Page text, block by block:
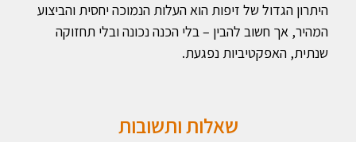
היתרון הגדול של זיפות הוא העלות הנמוכה יחסית והביצוע
המהיר, אך חשוב להבין – בלי הכנה נכונה ובלי תחזוקה
שנתית, האפקטיביות נפגעת.
שאלות ותשובות